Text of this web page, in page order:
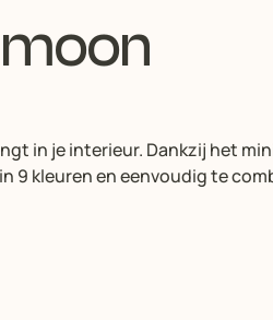
in je interieur. Dankzij het
9 kleuren en eenvoudig te